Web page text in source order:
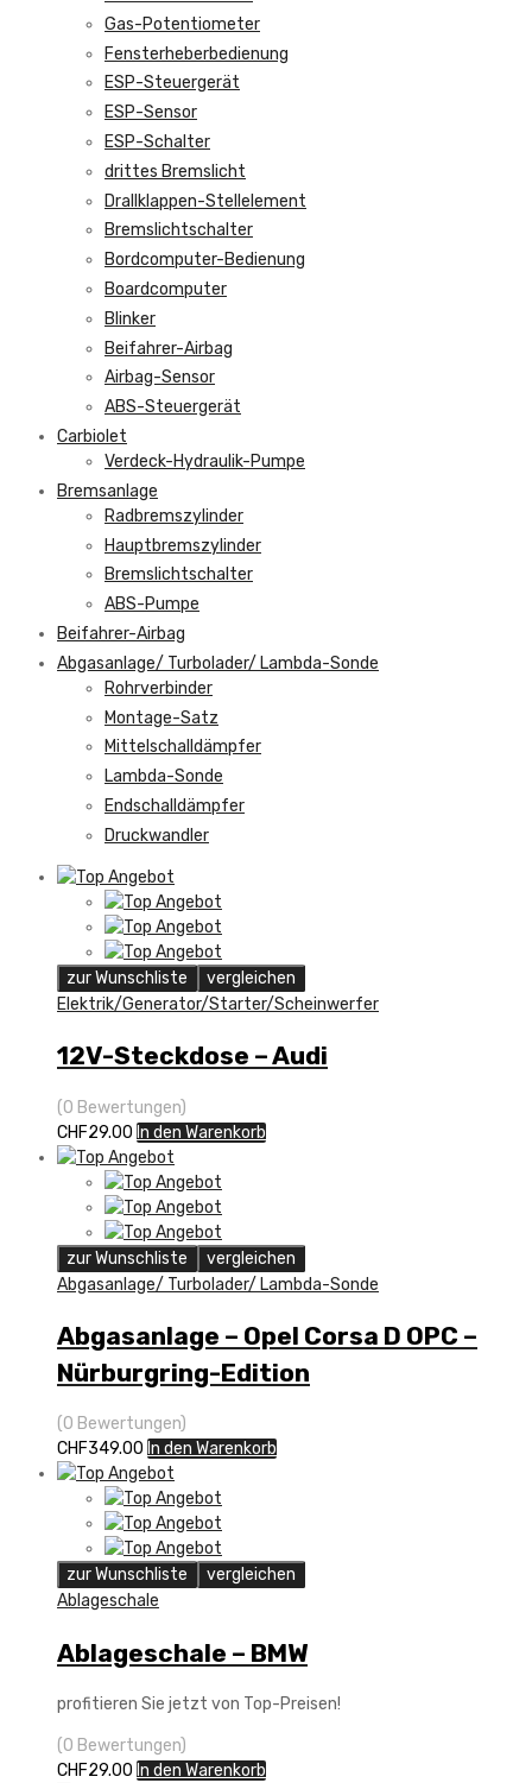
Gas-Potentiometer
Fensterheberbedienung
ESP-Steuergerät
ESP-Sensor
ESP-Schalter
drittes Bremslicht
Drallklappen-Stellelement
Bremslichtschalter
Bordcomputer-Bedienung
Boardcomputer
Blinker
Beifahrer-Airbag
Airbag-Sensor
ABS-Steuergerät
Carbiolet
Verdeck-Hydraulik-Pumpe
Bremsanlage
Radbremszylinder
Hauptbremszylinder
Bremslichtschalter
ABS-Pumpe
Beifahrer-Airbag
Abgasanlage/ Turbolader/ Lambda-Sonde
Rohrverbinder
Montage-Satz
Mittelschalldämpfer
Lambda-Sonde
Endschalldämpfer
Druckwandler
zur Wunschliste
vergleichen
Elektrik/Generator/Starter/Scheinwerfer
12V-Steckdose – Audi
(0 Bewertungen)
CHF29.00 In den Warenkorb
zur Wunschliste
vergleichen
Abgasanlage/ Turbolader/ Lambda-Sonde
Abgasanlage – Opel Corsa D OPC –
Nürburgring-Edition
(0 Bewertungen)
CHF349.00 In den Warenkorb
zur Wunschliste
vergleichen
Ablageschale
Ablageschale – BMW
profitieren Sie jetzt von Top-Preisen!
(0 Bewertungen)
CHF29.00 In den Warenkorb